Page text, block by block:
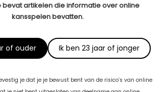
bevat artikelen die informatie over online
kansspelen bevatten.
of ouder Ik ben 23 jaar of jonger
je dat je je bewust bent van de risico’s van online
en door te leren kennen en om in